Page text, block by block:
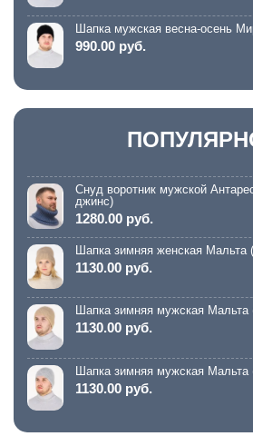
Шапка мужская весна-осень
990.00 руб.
Снуд воротник мужской
джинс)
1280.00 руб.
Шапка зимняя женская Мальта
1130.00 руб.
Шапка зимняя мужская Мальта
1130.00 руб.
Шапка зимняя мужская Мальта
1130.00 руб.